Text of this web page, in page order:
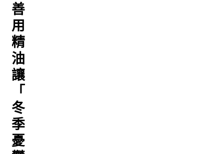
善
用
精
油
讓
「
冬
季
憂